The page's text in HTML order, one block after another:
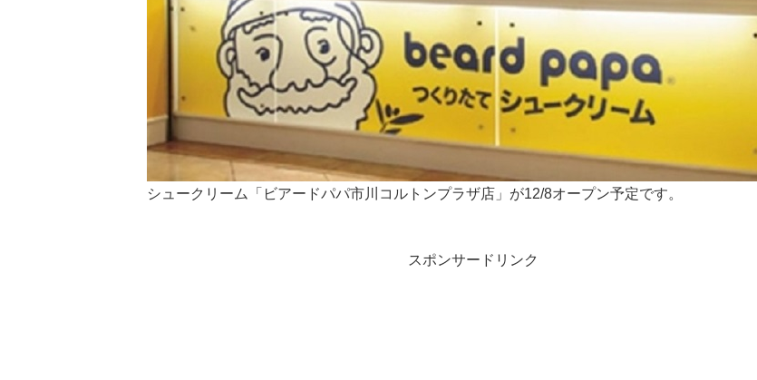
シュークリーム「ビアードパパ市川コルトンプラザ店」が12/8オープン予定です。
スポンサードリンク